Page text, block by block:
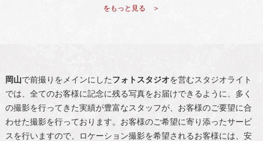
をもっと見る ＞
岡山で前撮りをメインにしたフォトスタジオを営むスタジオライト
では、全てのお客様に記念に残る写真をお届けできるように、多く
の撮影を行ってきた実績が豊富なスタッフが、お客様のご要望に合
わせた撮影を行っております。お客様のご希望に寄り添ったサービ
スを行いますので、ロケーション撮影を希望されるお客様には、安